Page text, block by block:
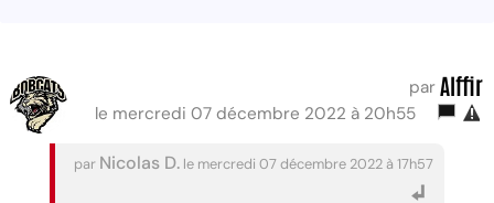
par Alffir
le mercredi 07 décembre 2022 à 20h55
par Nicolas D. le mercredi 07 décembre 2022 à 17h57